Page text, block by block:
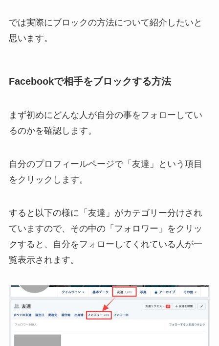
では実際にブロックの方法について紹介したいと
思います。
Facebookで相手をブロックする方法
まず初めにどんな人が自分の事をフォローしてい
るのかを確認します。
自分のプロフィールページで「友達」という項目
をクリックします。
すると以下の様に「友達」がカテゴリー分けされ
ていますので、その中の「フォロワー」をクリッ
クすると、自分をフォローしてくれている人が一
覧表示されます。